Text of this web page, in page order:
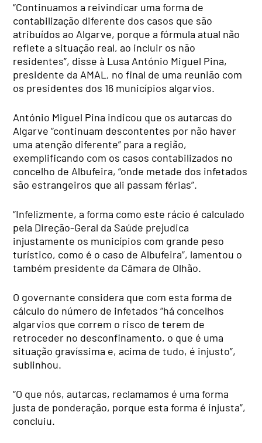
“Continuamos a reivindicar uma forma de
contabilização diferente dos casos que são
atribuídos ao Algarve, porque a fórmula atual não
reflete a situação real, ao incluir os não
residentes”, disse à Lusa António Miguel Pina,
presidente da AMAL, no final de uma reunião com
os presidentes dos 16 municípios algarvios.
António Miguel Pina indicou que os autarcas do
Algarve “continuam descontentes por não haver
uma atenção diferente” para a região,
exemplificando com os casos contabilizados no
concelho de Albufeira, “onde metade dos infetados
são estrangeiros que ali passam férias”.
“Infelizmente, a forma como este rácio é calculado
pela Direção-Geral da Saúde prejudica
injustamente os municípios com grande peso
turístico, como é o caso de Albufeira”, lamentou o
também presidente da Câmara de Olhão.
O governante considera que com esta forma de
cálculo do número de infetados “há concelhos
algarvios que correm o risco de terem de
retroceder no desconfinamento, o que é uma
situação gravíssima e, acima de tudo, é injusto”,
sublinhou.
“O que nós, autarcas, reclamamos é uma forma
justa de ponderação, porque esta forma é injusta”,
concluiu.